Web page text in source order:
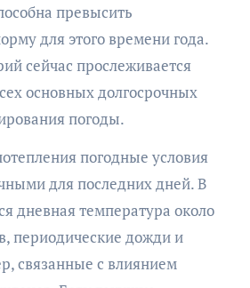
превысить
для этого времени года.
сейчас прослеживается
основных долгосрочных
погоды.
погодные условия
для последних дней. В
дневная температура около
периодические дожди и
связанные с влиянием